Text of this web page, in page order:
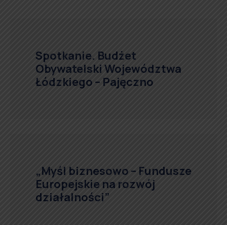
Spotkanie. Budżet
Obywatelski Województwa
Łódzkiego – Pajęczno
„Myśl biznesowo – Fundusze
Europejskie na rozwój
działalności”